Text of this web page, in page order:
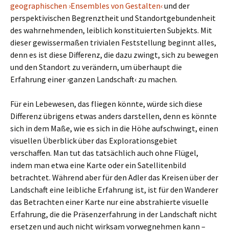
geographischen ›Ensembles von Gestalten‹und der
perspektivischen Begrenztheit und Standortgebundenheit
des wahrnehmenden, leiblich konstituierten Subjekts. Mit
dieser gewissermaßen trivialen Feststellung beginnt alles,
denn es ist diese Differenz, die dazu zwingt, sich zu bewegen
und den Standort zu verändern, um überhaupt die
Erfahrung einer ›ganzen Landschaft‹ zu machen.
Für ein Lebewesen, das fliegen könnte, würde sich diese
Differenz übrigens etwas anders darstellen, denn es könnte
sich in dem Maße, wie es sich in die Höhe aufschwingt, einen
visuellen Überblick über das Explorationsgebiet
verschaffen. Man tut das tatsächlich auch ohne Flügel,
indem man etwa eine Karte oder ein Satellitenbild
betrachtet. Während aber für den Adler das Kreisen über der
Landschaft eine leibliche Erfahrung ist, ist für den Wanderer
das Betrachten einer Karte nur eine abstrahierte visuelle
Erfahrung, die die Präsenzerfahrung in der Landschaft nicht
ersetzen und auch nicht wirksam vorwegnehmen kann –